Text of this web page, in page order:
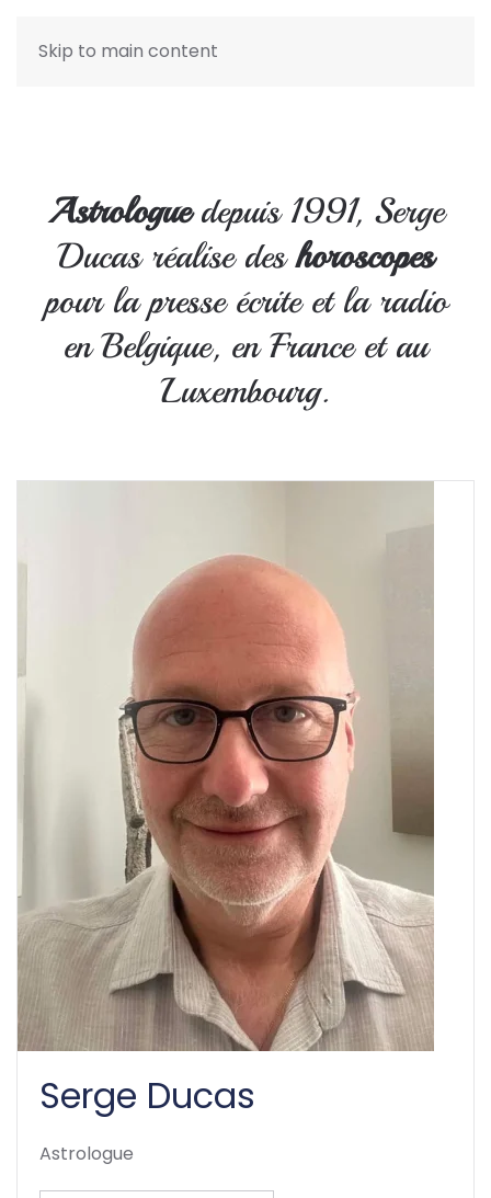
Skip to main content
Astrologuedepuis 1991, Serge
Ducas réalise deshoroscopes
pour la presse écrite et la radio
en Belgique, en France et au
Luxembourg.
Serge Ducas
Astrologue